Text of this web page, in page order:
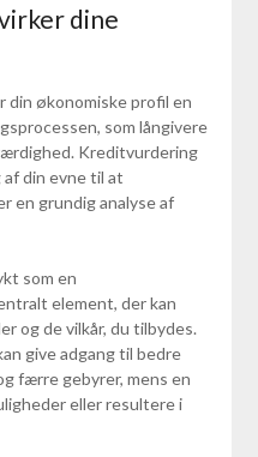
dine
din økonomiske profil en
som långivere
Kreditvurdering
din evne til at
en grundig analyse af
som en
element, der kan
og de vilkår, du tilbydes.
give adgang til bedre
færre gebyrer, mens en
eller resultere i